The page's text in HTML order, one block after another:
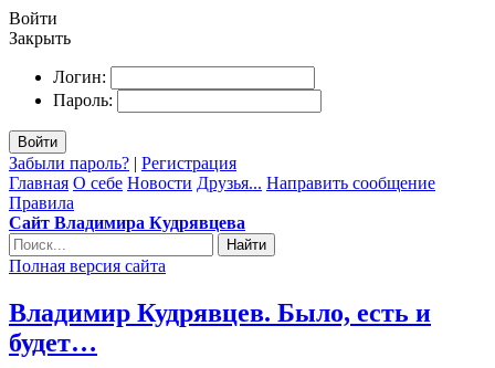
Войти
Закрыть
Логин:
Пароль:
Войти
Забыли пароль? | Регистрация
Главная О себе Новости Друзья... Направить сообщение
Правила
Сайт Владимира Кудрявцева
Найти
Полная версия сайта
Владимир Кудрявцев. Было, есть и
будет…